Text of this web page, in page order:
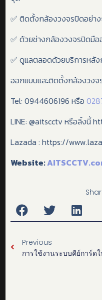
✅ ติดตั้งกล้องวงจรปิดอย่า
✅ ด้วยช่างกล้องวงจรปิดมื
✅ ดูแลตลอดด้วยบริการหลัง
ออกแบบและติดตั้งกล้องวงจ
Tel: 0944606196 หรือ
LINE: @aitscctv หรือลิ้งนี้
Lazada : https://
Website:
Previous